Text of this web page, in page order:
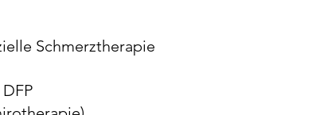
Schmerztherapie